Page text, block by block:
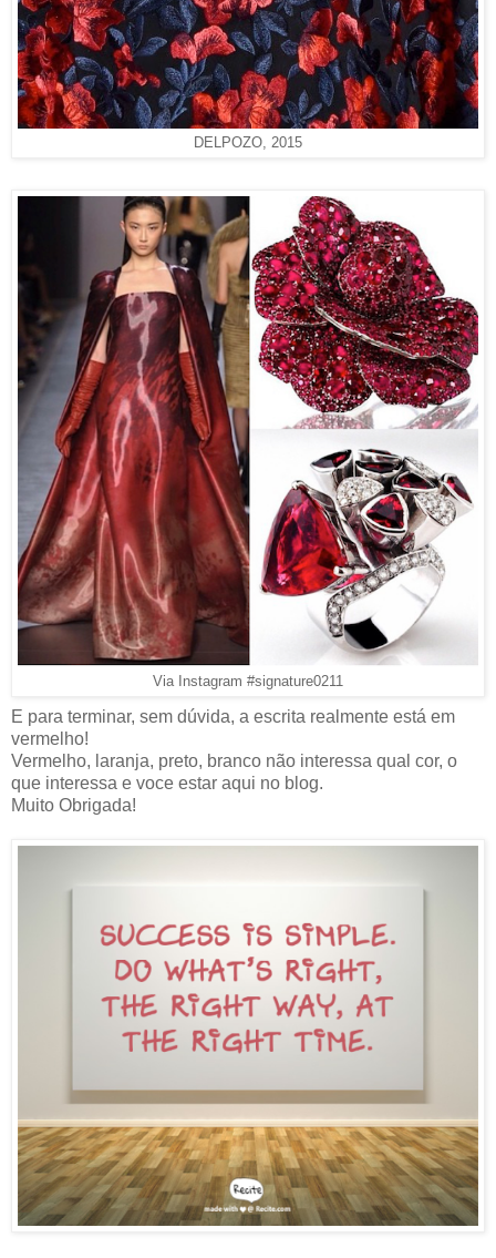
DELPOZO, 2015
Via Instagram #signature0211
E para terminar, sem dúvida, a escrita realmente está em
vermelho!
Vermelho, laranja, preto, branco não interessa qual cor, o
que interessa e voce estar aqui no blog.
Muito Obrigada!